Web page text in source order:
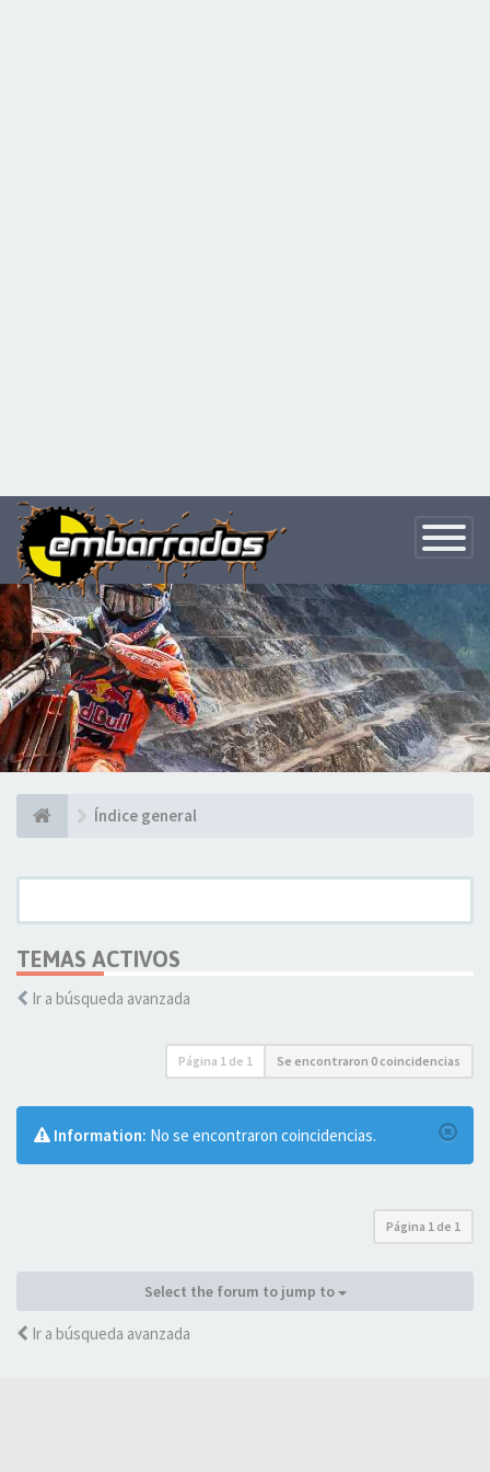
Toggle
Índice general
TEMAS ACTIVOS
Ir a búsqueda avanzada
Página 1 de 1 Se encontraron 0 coincidencias
Information: No se encontraron coincidencias.
Página 1 de 1
Select the forum to jump to
Ir a búsqueda avanzada